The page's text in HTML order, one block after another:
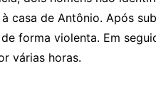
casa de Antônio. Após
forma violenta. Em
várias horas.